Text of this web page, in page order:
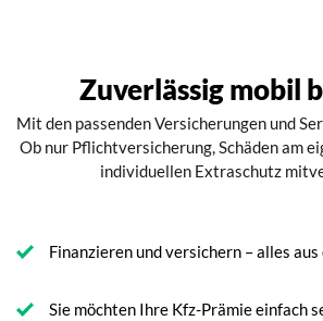
Zuverlässig mobil
Mit den passenden Versicherungen und
Ob nur Pflichtversicherung, Schäden am
individuellen Extraschutz
Finanzieren und versichern – alles
Sie möchten Ihre Kfz-Prämie einfach